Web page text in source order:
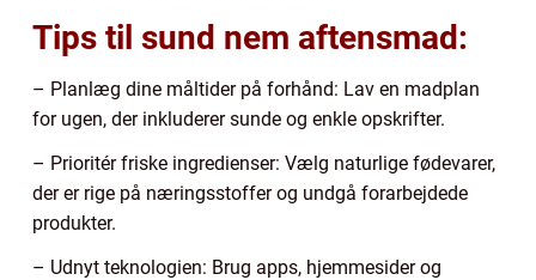
Tips til sund nem aftensmad:
– Planlæg dine måltider på forhånd: Lav en madplan
for ugen, der inkluderer sunde og enkle opskrifter.
– Prioritér friske ingredienser: Vælg naturlige fødevarer,
der er rige på næringsstoffer og undgå forarbejdede
produkter.
– Udnyt teknologien: Brug apps, hjemmesider og